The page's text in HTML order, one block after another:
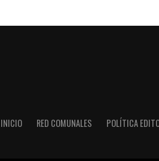
INICIO RED COMUNALES POLÍTICA